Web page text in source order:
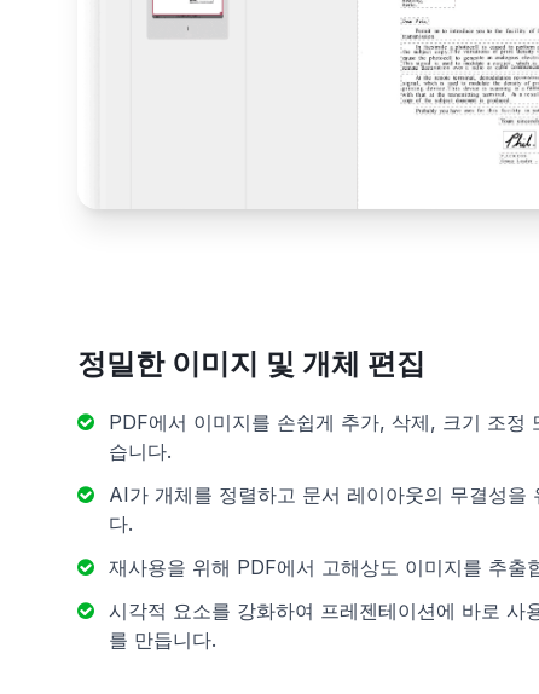
정밀한 이미지 및 개체 편집
PDF에서 이미지를 손쉽게 추가, 삭제, 크기 조정
습니다.
AI가 개체를 정렬하고 문서 레이아웃의 무결성을
다.
재사용을 위해 PDF에서 고해상도 이미지를 추출
시각적 요소를 강화하여 프레젠테이션에 바로 사
를 만듭니다.